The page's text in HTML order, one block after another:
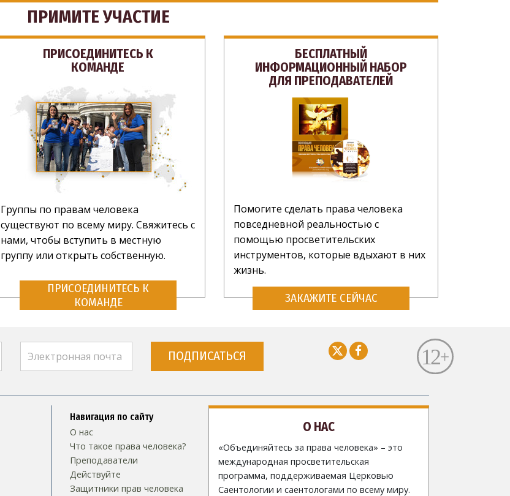
ПРИМИТЕ УЧАСТИЕ
ПРИСОЕДИНИТЕСЬ К
КОМАНДЕ
Группы по правам человека
существуют по всему миру. Свяжитесь с
нами, чтобы вступить в местную
группу или открыть собственную.
ПРИСОЕДИНИТЕСЬ К
КОМАНДЕ
БЕСПЛАТНЫЙ
ИНФОРМАЦИОННЫЙ НАБОР
ДЛЯ ПРЕПОДАВАТЕЛЕЙ
Помогите сделать права человека
повседневной реальностью с
помощью просветительских
инструментов, которые вдыхают в них
жизнь.
ЗАКАЖИТЕ СЕЙЧАС
ПОДПИСАТЬСЯ
Навигация по сайту
О нас
Что такое права человека?
Преподаватели
Действуйте
Защитники прав человека
О НАС
«Объединяйтесь за права человека» – это
международная просветительская
программа, поддерживаемая Церковью
Саентологии и саентологами по всему миру.